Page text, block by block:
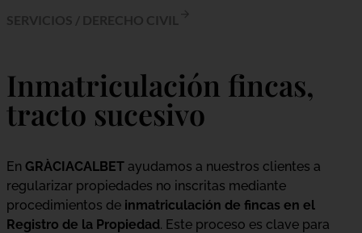
Inmatriculación fincas,
tracto sucesivo
En GRÀCIACALBET ayudamos a nuestros clientes a
regularizar propiedades no inscritas mediante
procedimientos de inmatriculación de fincas en el
Registro de la Propiedad. Este proceso es clave para